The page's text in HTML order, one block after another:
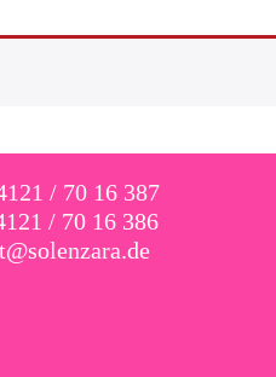
/ 70 16 387
/ 70 16 386